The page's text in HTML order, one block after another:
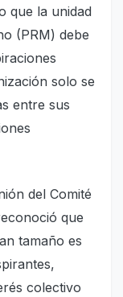
que la unidad
(PRM) debe
solo se
entre sus
del Comité
que
tamaño es
colectivo